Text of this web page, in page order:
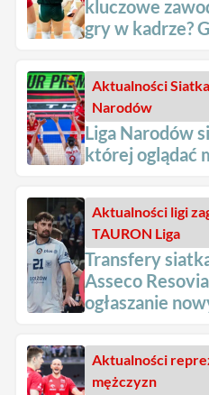
kluczowe
gry w kadrze?
Aktualności
Narodów
Liga Narodów
której oglądać
Aktualności ligi
TAURON Liga
Transfery
Asseco
ogłaszanie
Aktualności
mężczyzn